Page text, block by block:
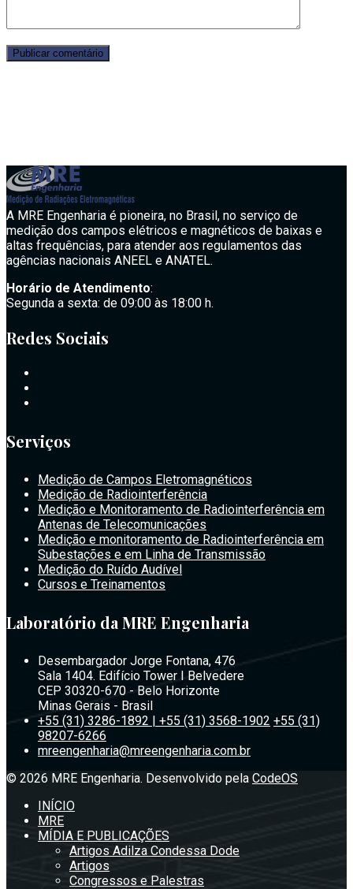
A MRE Engenharia é pioneira, no Brasil, no serviço de
medição dos campos elétricos e magnéticos de baixas e
altas frequências, para atender aos regulamentos das
agências nacionais ANEEL e ANATEL.
Horário de Atendimento:
Segunda a sexta: de 09:00 às 18:00 h.
Redes Sociais
Serviços
Medição de Campos Eletromagnéticos
Medição de Radiointerferência
Medição e Monitoramento de Radiointerferência em
Antenas de Telecomunicações
Medição e monitoramento de Radiointerferência em
Subestações e em Linha de Transmissão
Medição do Ruído Audível
Cursos e Treinamentos
Laboratório da MRE Engenharia
Desembargador Jorge Fontana, 476
Sala 1404. Edifício Tower I Belvedere
CEP 30320-670 - Belo Horizonte
Minas Gerais - Brasil
+55 (31) 3286-1892 | +55 (31) 3568-1902 +55 (31)
98207-6266
mreengenharia@mreengenharia.com.br
© 2026 MRE Engenharia. Desenvolvido pela CodeOS
INÍCIO
MRE
MÍDIA E PUBLICAÇÕES
Artigos Adilza Condessa Dode
Artigos
Congressos e Palestras